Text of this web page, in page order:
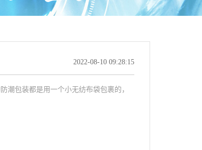
2022-08-10 09:28:15
潮包装都是用一个小无纺布袋包裹的，